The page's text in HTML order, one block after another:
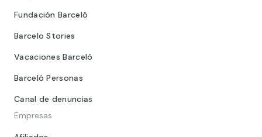
Fundación Barceló
Barcelo Stories
Vacaciones Barceló
Barceló Personas
Canal de denuncias
Empresas